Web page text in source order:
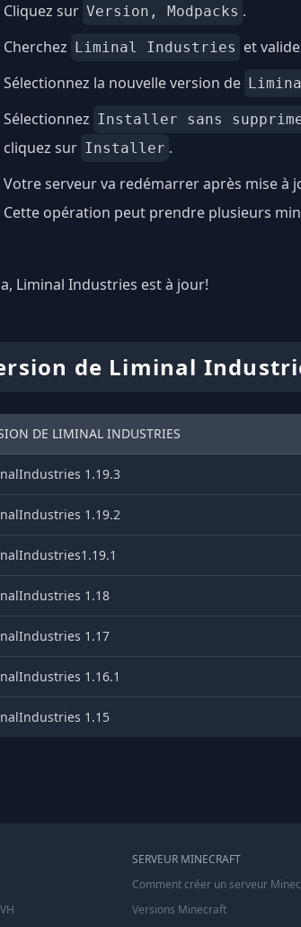
Cliquez sur Version, Modpacks .
Cherchez
Liminal Industries et
Sélectionnez la nouvelle version de
Sélectionnez Installer sans
cliquez sur Installer .
Votre serveur va redémarrer après mise à
Cette opération peut prendre plusieurs
Liminal Industries est à jour!
de Liminal
DE LIMINAL INDUSTRIES
1.19.3
1.19.2
1.18
1.17
1.16.1
1.15
SERVEUR MINECRAFT
Comment créer un serveur
Versions Minecraft